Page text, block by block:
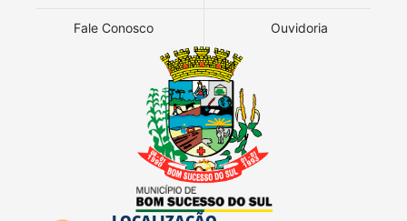
Fale Conosco Ouvidoria